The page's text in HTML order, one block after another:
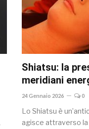
Shiatsu: la
meridiani
24 Gennaio 2026 0
Lo Shiatsu è
agisce attraverso